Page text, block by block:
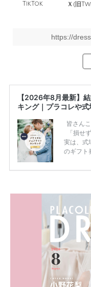
TikTok Ｘ(旧
https://
【2026年8月最新】
キング｜プラコレや
皆さん
「損せ
実は、式
のギフト
ため、
内容：
一番お得
解決し